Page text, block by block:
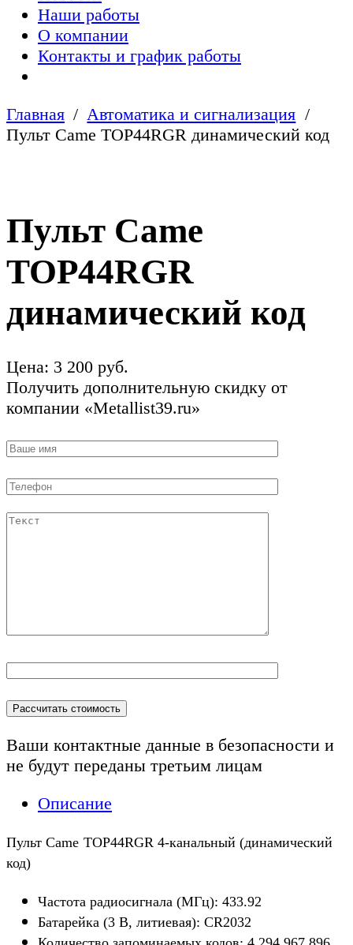
Наши работы
О компании
Контакты и график работы
Главная
Автоматика и сигнализация
Пульт Came TOP44RGR динамический код
Пульт Came
TOP44RGR
динамический код
Цена: 3 200 руб.
Получить дополнительную скидку от
компании «Metallist39.ru»
Ваши контактные данные в безопасности и
не будут переданы третьим лицам
Описание
Пульт Came TOP44RGR 4-канальный (динамический
код)
Частота радиосигнала (МГц): 433.92
Батарейка (3 В, литиевая): CR2032